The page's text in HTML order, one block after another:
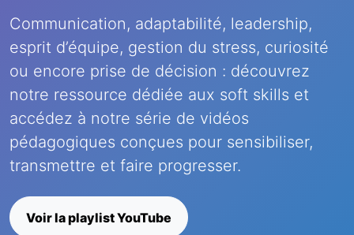
Communication, adaptabilité, leadership,
esprit d’équipe, gestion du stress, curiosité
ou encore prise de décision : découvrez
notre ressource dédiée aux soft skills et
accédez à notre série de vidéos
pédagogiques conçues pour sensibiliser,
transmettre et faire progresser.
Voir la playlist YouTube